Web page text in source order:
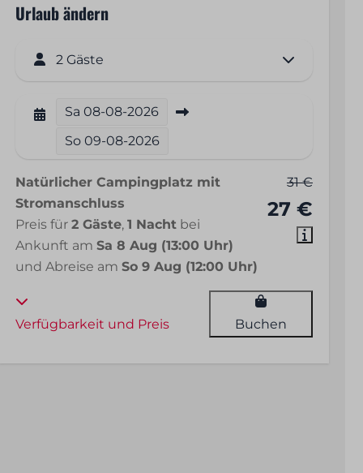
Urlaub ändern
2 Gäste
Sa 08-08-2026
So 09-08-2026
31 €
27 €
Natürlicher Campingplatz mit
Stromanschluss
Preis für2 Gäste,1 Nacht bei
Ankunft amSa 8 Aug (13:00 Uhr)
und Abreise amSo 9 Aug (12:00 Uhr)
Verfügbarkeit und Preis Buchen